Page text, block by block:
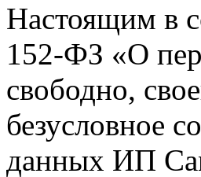
Настоящим в
152-ФЗ «О
свободно,
безусловное
данных ИП